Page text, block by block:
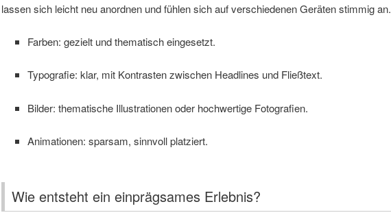
lassen sich leicht neu anordnen und fühlen sich auf verschiedenen Geräten stimmig an.
Farben: gezielt und thematisch eingesetzt.
Typografie: klar, mit Kontrasten zwischen Headlines und Fließtext.
Bilder: thematische Illustrationen oder hochwertige Fotografien.
Animationen: sparsam, sinnvoll platziert.
Wie entsteht ein einprägsames Erlebnis?